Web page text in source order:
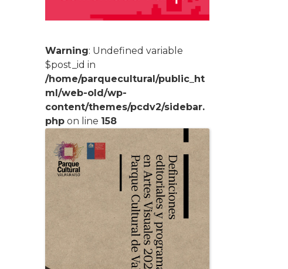
Warning: Undefined variable
$post_id in
/home/parquecultural/public_ht
ml/web-old/wp-
content/themes/pcdv2/sidebar.
php on line 158